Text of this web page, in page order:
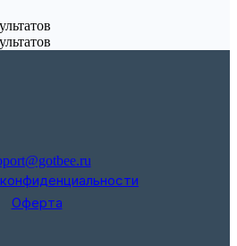
Оферта